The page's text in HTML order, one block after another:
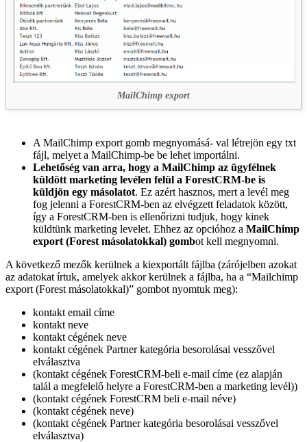
MailChimp export
A MailChimp export gomb megnyomásá- val létrejön egy txt
fájl, melyet a MailChimp-be be lehet importálni.
Lehetőség van arra, hogy a MailChimp az ügyfélnek
küldött marketing levélen felül a ForestCRM-be is
küldjön egy másolatot. Ez azért hasznos, mert a levél meg
fog jelenni a ForestCRM-ben az elvégzett feladatok között,
így a ForestCRM-ben is ellenőrizni tudjuk, hogy kinek
küldtünk marketing levelet. Ehhez az opcióhoz a MailChimp
export (Forest másolatokkal) gombot kell megnyomni.
A következő mezők kerülnek a kiexportált fájlba (zárójelben azokat
az adatokat írtuk, amelyek akkor kerülnek a fájlba, ha a “Mailchimp
export (Forest másolatokkal)” gombot nyomtuk meg):
kontakt email címe
kontakt neve
kontakt cégének neve
kontakt cégének Partner kategória besorolásai vesszővel
elválasztva
(kontakt cégének ForestCRM-beli e-mail címe (ez alapján
talál a megfelelő helyre a ForestCRM-ben a marketing levél))
(kontakt cégének ForestCRM beli e-mail néve)
(kontakt cégének neve)
(kontakt cégének Partner kategória besorolásai vesszővel
elválasztva)